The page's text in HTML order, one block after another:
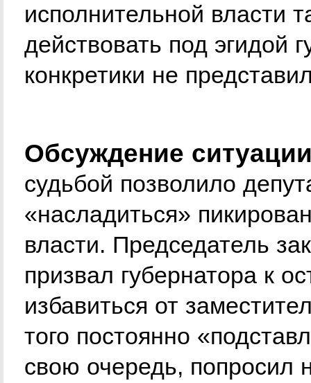
исполнительной власти
действовать под эгидой
конкретики не
Обсуждение
судьбой позволило
«насладиться»
власти. Председатель
призвал губернатора к
избавиться от
того постоянно
свою очередь, попросил